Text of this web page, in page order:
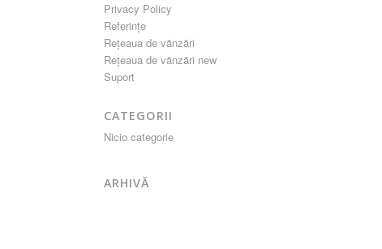
Privacy Policy
Referințe
Rețeaua de vănzări
Rețeaua de vănzări new
Suport
CATEGORII
Nicio categorie
ARHIVĂ